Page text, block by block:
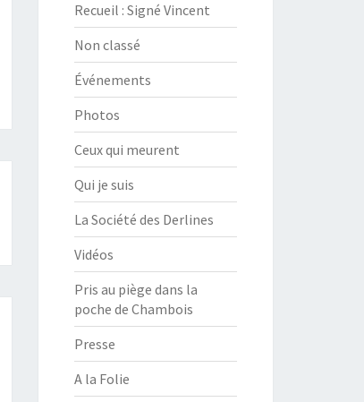
Recueil : Signé Vincent
Non classé
Événements
Photos
Ceux qui meurent
Qui je suis
La Société des Derlines
Vidéos
Pris au piège dans la
poche de Chambois
Presse
A la Folie